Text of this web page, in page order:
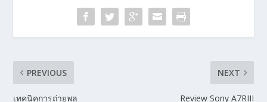
PREVIOUS
เทคนิคการถ่ายพลุ
NEXT
Review Sony A7RIII